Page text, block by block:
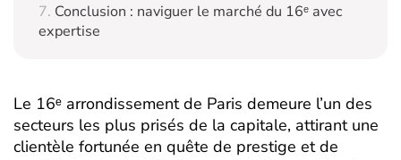
Conclusion : naviguer le marché du 16ᵉ avec
expertise
Le 16ᵉ arrondissement de Paris demeure l’un des
secteurs les plus prisés de la capitale, attirant une
clientèle fortunée en quête de prestige et de